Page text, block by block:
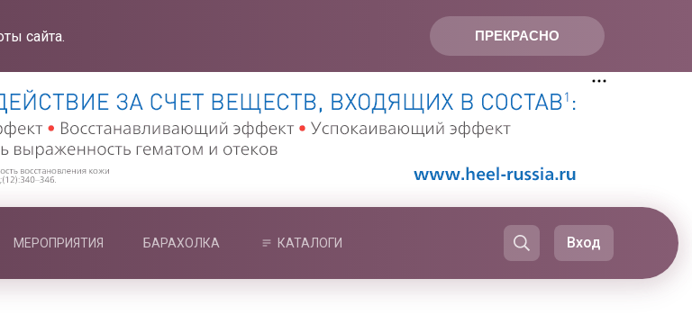
ПРЕКРАСНО
сайта.
МЕРОПРИЯТИЯ БАРАХОЛКА КАТАЛОГИ Вход